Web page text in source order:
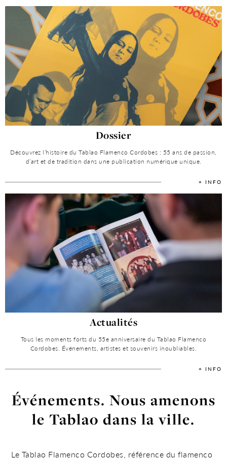
Dossier
Découvrez l’histoire du Tablao Flamenco Cordobes : 55 ans de passion,
d’art et de tradition dans une publication numérique unique.
+ INFO
Actualités
Tous les moments forts du 55e anniversaire du Tablao Flamenco
Cordobes. Événements, artistes et souvenirs inoubliables.
+ INFO
Événements. Nous amenons
le Tablao dans la ville.
Le Tablao Flamenco Cordobes, référence du flamenco